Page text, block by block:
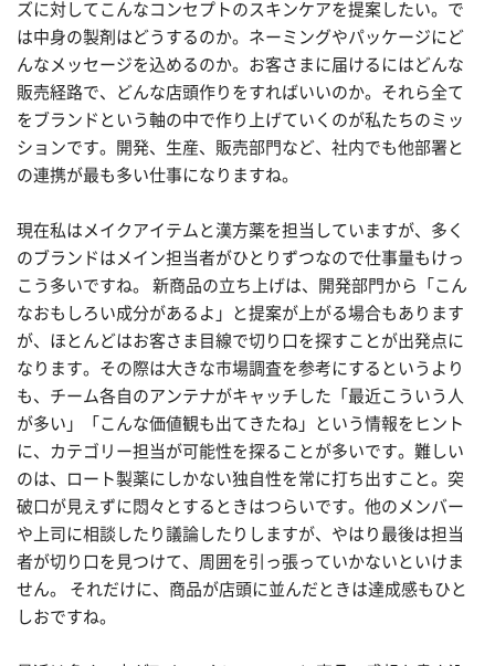
ズに対してこんなコンセプトのスキンケアを提案したい。で
は中身の製剤はどうするのか。ネーミングやパッケージにど
んなメッセージを込めるのか。お客さまに届けるにはどんな
販売経路で、どんな店頭作りをすればいいのか。それら全て
をブランドという軸の中で作り上げていくのが私たちのミッ
ションです。開発、生産、販売部門など、社内でも他部署と
の連携が最も多い仕事になりますね。
現在私はメイクアイテムと漢方薬を担当していますが、多く
のブランドはメイン担当者がひとりずつなので仕事量もけっ
こう多いですね。 新商品の立ち上げは、開発部門から「こん
なおもしろい成分があるよ」と提案が上がる場合もあります
が、ほとんどはお客さま目線で切り口を探すことが出発点に
なります。その際は大きな市場調査を参考にするというより
も、チーム各自のアンテナがキャッチした「最近こういう人
が多い」「こんな価値観も出てきたね」という情報をヒント
に、カテゴリー担当が可能性を探ることが多いです。難しい
のは、ロート製薬にしかない独自性を常に打ち出すこと。突
破口が見えずに悶々とするときはつらいです。他のメンバー
や上司に相談したり議論したりしますが、やはり最後は担当
者が切り口を見つけて、周囲を引っ張っていかないといけま
せん。 それだけに、商品が店頭に並んだときは達成感もひと
しおですね。